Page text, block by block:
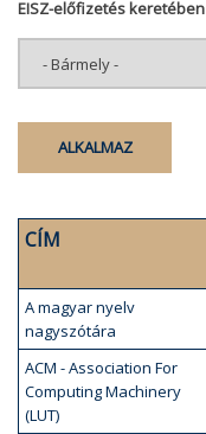
EISZ-előfizetés
CÍM
A magyar nyelv
nagyszótára
ACM - Association For
Computing Machinery
(LUT)